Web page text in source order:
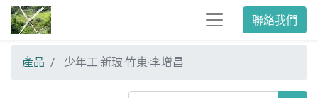
聯絡我們
產品 少年工‧新玻‧竹東‧李增昌